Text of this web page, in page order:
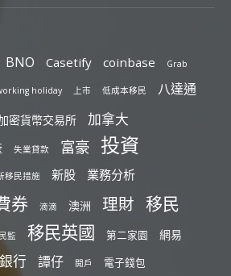
BNO Casetify coinbase Grab
holiday 上市 低成本移民 八達通
密貨幣交易所 加拿大
失業貸款 富豪 投資
移民措施 新股 業務分析
券 滴滴 澳洲 理財 移民
監 移民英國 第二家園 網易
行 譚仔 開戶 電子錢包